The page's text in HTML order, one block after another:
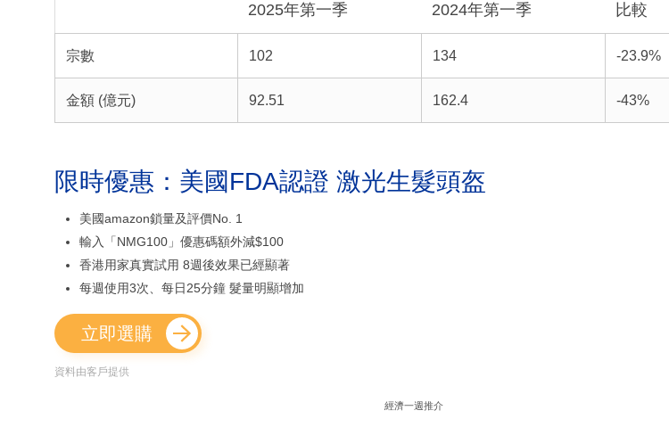
2025年第一季 2024年第一季 比較
宗數 102 134 -23.9%
金額 (億元) 92.51 162.4 -43%
限時優惠：美國FDA認證 激光生髮頭盔
美國amazon鎖量及評價No. 1
輸入「NMG100」優惠碼額外減$100
香港用家真實試用 8週後效果已經顯著
每週使用3次、每日25分鐘 髮量明顯增加
立即選購
資料由客戶提供
經濟一週推介